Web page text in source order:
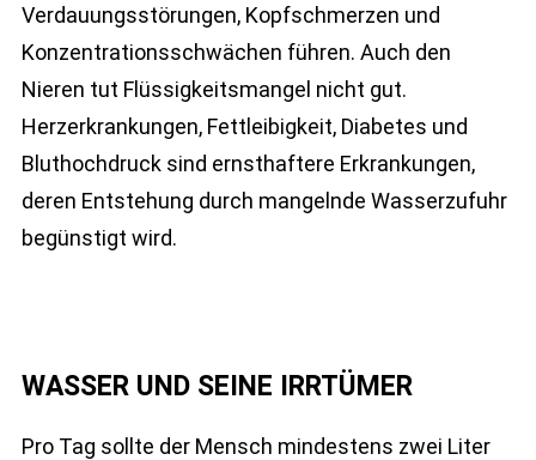
Verdauungsstörungen, Kopfschmerzen und
Konzentrationsschwächen führen. Auch den
Nieren tut Flüssigkeitsmangel nicht gut.
Herzerkrankungen, Fettleibigkeit, Diabetes und
Bluthochdruck sind ernsthaftere Erkrankungen,
deren Entstehung durch mangelnde Wasserzufuhr
begünstigt wird.
WASSER UND SEINE IRRTÜMER
Pro Tag sollte der Mensch mindestens zwei Liter